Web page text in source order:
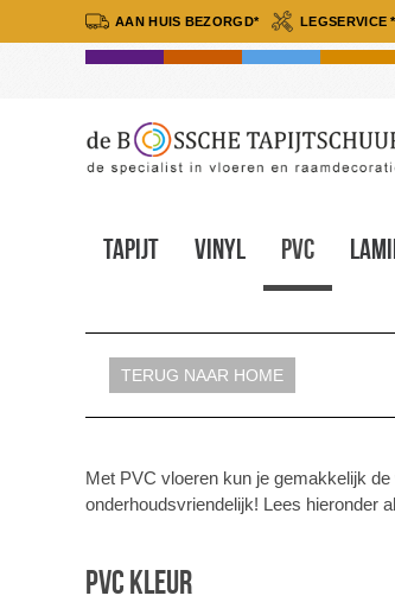
AAN HUIS BEZORGD* LEGSERVICE *
Tapijt Vinyl Pvc
TERUG NAAR HOME
Met PVC vloeren kun je gemakkelijk
onderhoudsvriendelijk! Lees hieronder
PVC Kleur